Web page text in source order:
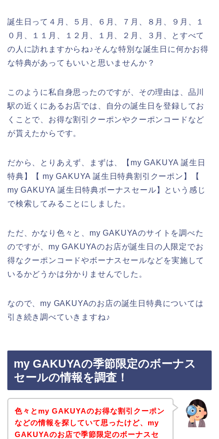
誕生日って４月、５月、６月、７月、８月、９月、１
０月、１１月、１２月、１月、２月、３月、とすべて
の人に訪れますからね♪そんな特別な誕生日に何かお得
な特典があってもいいと思いませんか？
このように私自身思ったのですが、その理由は、品川
駅の近くにあるお店では、自分の誕生日を登録してお
くことで、お得な割引クーポンやクーポンコードなど
が貰えたからです。
だから、とりあえず、まずは、【my GAKUYA 誕生日
特典】【 my GAKUYA 誕生日特典割引クーポン】【
my GAKUYA 誕生日特典ボーナスセール】という感じ
で検索してみることにしました。
ただ、かなり色々と、my GAKUYAのサイトを調べた
のですが、my GAKUYAのお店が誕生日の人限定でお
得なクーポンコードやボーナスセールなどを実施して
いるかどうかは分かりませんでした。
なので、my GAKUYAのお店の誕生日特典については
引き続き調べていきますね♪
my GAKUYAの季節限定のボーナス
セールの情報を調査！
色々とmy GAKUYAのお得な割引クーポン
などの情報を探していて思ったけど、my
GAKUYAのお店で季節限定のボーナスセ